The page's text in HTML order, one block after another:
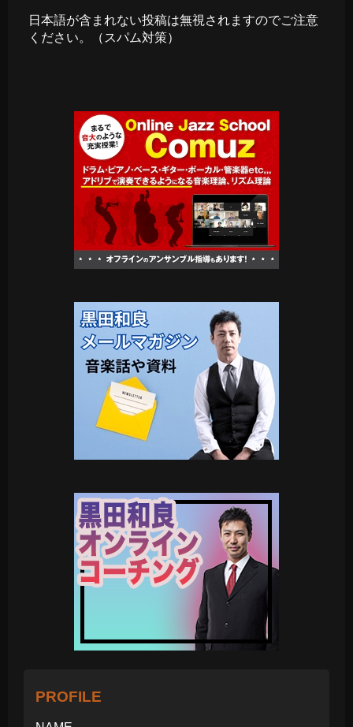
日本語が含まれない投稿は無視されますのでご注意
ください。（スパム対策）
PROFILE